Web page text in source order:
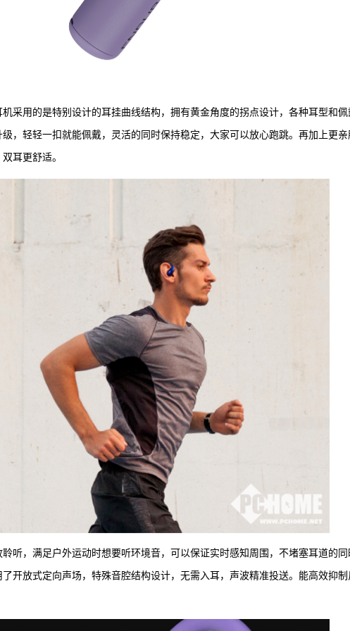
采用的是特别设计的耳挂曲线结构，拥有黄金角度的拐点设计，各种耳型和佩
，轻轻一扣就能佩戴，灵活的同时保持稳定，大家可以放心跑跳。再加上更亲
耳更舒适。
听，满足户外运动时想要听环境音，可以保证实时感知周围，不堵塞耳道的同
开放式定向声场，特殊音腔结构设计，无需入耳，声波精准投送。能高效抑制